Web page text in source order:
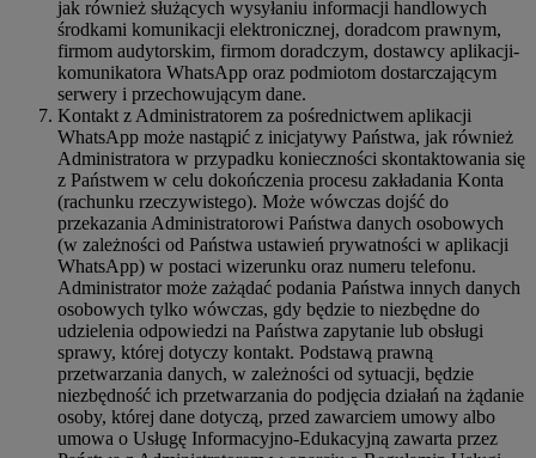
jak również służących wysyłaniu informacji handlowych
środkami komunikacji elektronicznej, doradcom prawnym,
firmom audytorskim, firmom doradczym, dostawcy aplikacji-
komunikatora WhatsApp oraz podmiotom dostarczającym
serwery i przechowującym dane.
Kontakt z Administratorem za pośrednictwem aplikacji
WhatsApp może nastąpić z inicjatywy Państwa, jak również
Administratora w przypadku konieczności skontaktowania się
z Państwem w celu dokończenia procesu zakładania Konta
(rachunku rzeczywistego). Może wówczas dojść do
przekazania Administratorowi Państwa danych osobowych
(w zależności od Państwa ustawień prywatności w aplikacji
WhatsApp) w postaci wizerunku oraz numeru telefonu.
Administrator może zażądać podania Państwa innych danych
osobowych tylko wówczas, gdy będzie to niezbędne do
udzielenia odpowiedzi na Państwa zapytanie lub obsługi
sprawy, której dotyczy kontakt. Podstawą prawną
przetwarzania danych, w zależności od sytuacji, będzie
niezbędność ich przetwarzania do podjęcia działań na żądanie
osoby, której dane dotyczą, przed zawarciem umowy albo
umowa o Usługę Informacyjno-Edukacyjną zawarta przez